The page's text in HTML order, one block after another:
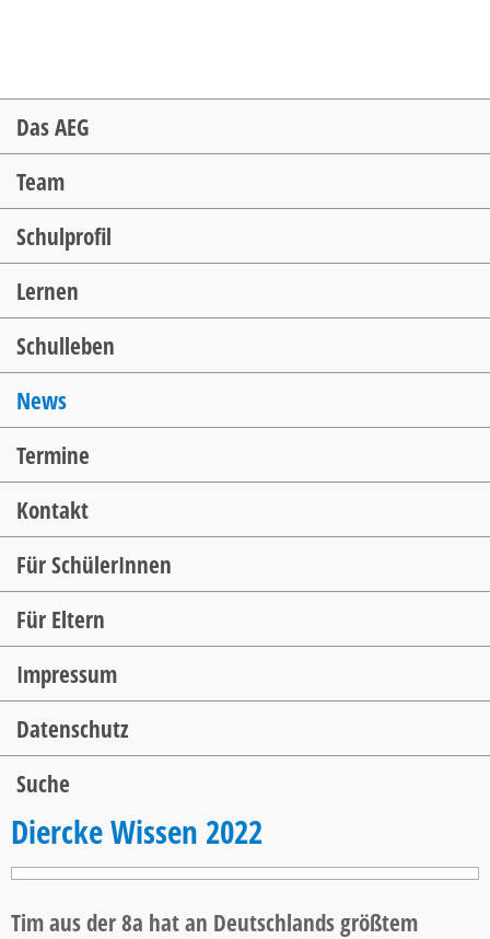
Navigation
überspringen
Das AEG
Team
Schulprofil
Lernen
Schulleben
News
Termine
Kontakt
Für SchülerInnen
Für Eltern
Impressum
Datenschutz
Suche
Diercke Wissen 2022
Tim aus der 8a hat an Deutschlands größtem